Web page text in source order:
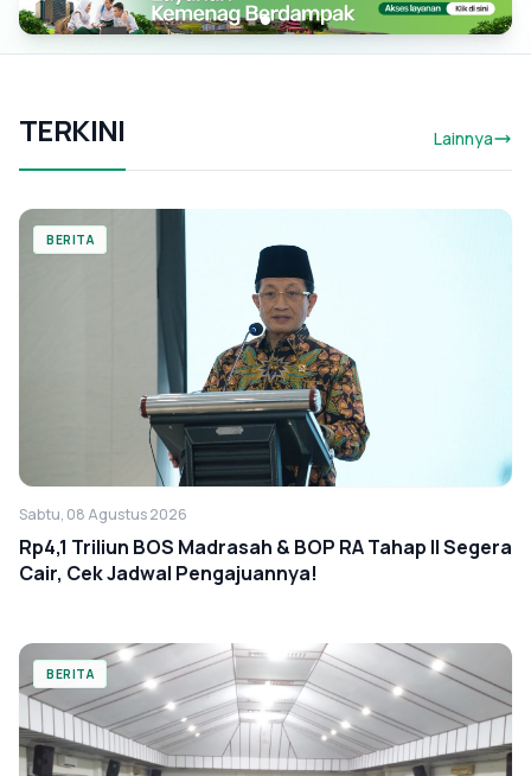
TERKINI Lainnya
BERITA
Sabtu, 08 Agustus 2026
Rp4,1 Triliun BOS Madrasah & BOP RA Tahap II Segera
Cair, Cek Jadwal Pengajuannya!
BERITA